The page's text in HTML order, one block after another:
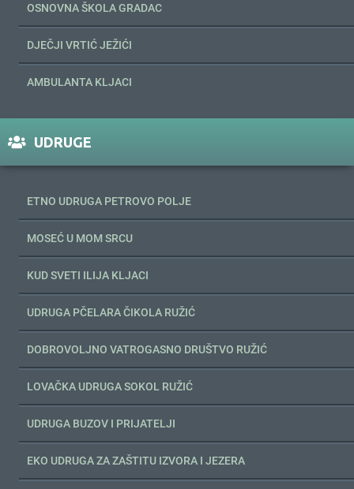
OSNOVNA ŠKOLA GRADAC
DJEČJI VRTIĆ JEŽIĆI
AMBULANTA KLJACI
UDRUGE
ETNO UDRUGA PETROVO POLJE
MOSEĆ U MOM SRCU
KUD SVETI ILIJA KLJACI
UDRUGA PČELARA ČIKOLA RUŽIĆ
DOBROVOLJNO VATROGASNO DRUŠTVO RUŽIĆ
LOVAČKA UDRUGA SOKOL RUŽIĆ
UDRUGA BUZOV I PRIJATELJI
EKO UDRUGA ZA ZAŠTITU IZVORA I JEZERA